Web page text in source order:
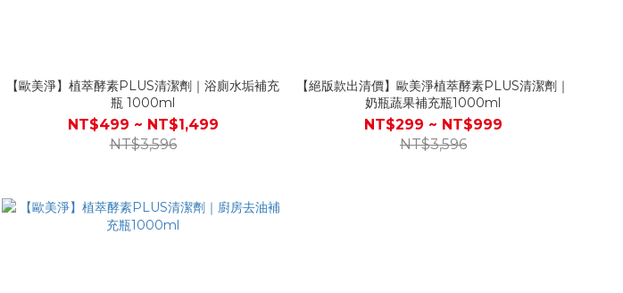
【歐美淨】植萃酵素PLUS清潔劑｜浴廁水垢補充
瓶 1000ml
NT$499 ~ NT$1,499
NT$3,596
【絕版款出清價】歐美淨植萃酵素PLUS清潔劑｜
奶瓶蔬果補充瓶1000ml
NT$299 ~ NT$999
NT$3,596